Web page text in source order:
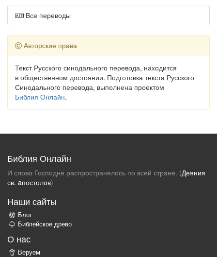
Все переводы
Авторские права
Текст Русского синодального перевода, находится
в общественном достоянии. Подготовка текста Русского
Синодального перевода, выполнена проектом
Библия Онлайн.
Библия Онлайн
И слово Господне распространялось по всей стране. (Деяния
св. aпостолов)
Наши сайты
Блог
Библейское древо
О нас
Веруем